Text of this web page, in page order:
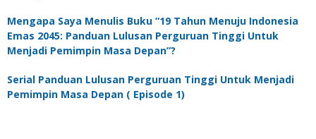
Mengapa Saya Menulis Buku “19 Tahun Menuju Indonesia
Emas 2045: Panduan Lulusan Perguruan Tinggi Untuk
Menjadi Pemimpin Masa Depan”?
Serial Panduan Lulusan Perguruan Tinggi Untuk Menjadi
Pemimpin Masa Depan ( Episode 1)